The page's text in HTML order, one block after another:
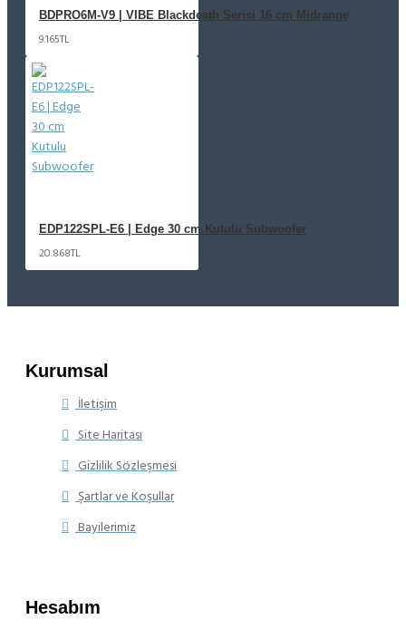
BDPRO6M-V9 | VIBE Blackdeath Serisi 16 cm Midrange
9.165TL
EDP122SPL-E6 | Edge 30 cm Kutulu Subwoofer
20.868TL
Kurumsal
İletişim
Site Haritası
Gizlilik Sözleşmesi
Şartlar ve Koşullar
Bayilerimiz
Hesabım